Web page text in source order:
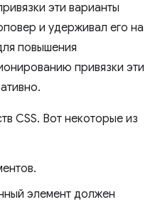
эти варианты
и удерживал его на
повышения
привязки эти
CSS. Вот некоторые из
элемент должен